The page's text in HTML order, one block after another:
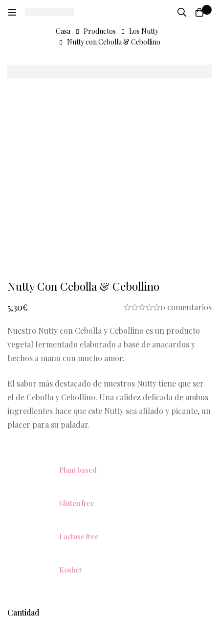
Casa Productos
Los Nutty
Nutty con Cebolla & Cebollino
Nutty Con Cebolla & Cebollino
5,30€ 0 comentarios
Nuestro Nutty con Cebolla y Cebollino es un producto
vegetal fermentado elaborado a base de anacardos y
hechos a mano con mucho amor.
El sabor más destacado de nuestros Nutty tiene que ser
el de Cebolla y Cebollino. Una calidez delicada de ambos
ingredientes hace que este Nutty sea afilado y picante, un
placer para su paladar.
Plant based
Gluten free
Lactose free
Kosher
Cantidad